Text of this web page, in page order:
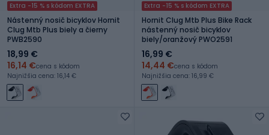
Extra -15 % s kódom EXTRA
Nástenný nosič bicyklov Hornit
Clug Mtb Plus biely a čierny
PWB2590
18,99 €
16,14 €cena s kódom
Najnižšia cena: 16,14 €
Extra -15 % s kódom EXTRA
Hornit Clug Mtb Plus Bike Rack
nástenný nosič bicyklov
biely/oranžový PWO2591
16,99 €
14,44 €cena s kódom
Najnižšia cena: 16,99 €